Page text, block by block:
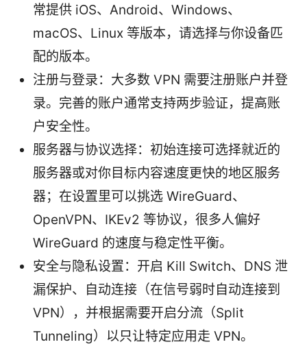
常提供 iOS、Android、Windows、
macOS、Linux 等版本，请选择与你设备匹
配的版本。
注册与登录：大多数 VPN 需要注册账户并登
录。完善的账户通常支持两步验证，提高账
户安全性。
服务器与协议选择：初始连接可选择就近的
服务器或对你目标内容速度更快的地区服务
器；在设置里可以挑选 WireGuard、
OpenVPN、IKEv2 等协议，很多人偏好
WireGuard 的速度与稳定性平衡。
安全与隐私设置：开启 Kill Switch、DNS 泄
漏保护、自动连接（在信号弱时自动连接到
VPN），并根据需要开启分流（Split
Tunneling）以只让特定应用走 VPN。